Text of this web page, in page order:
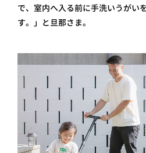
で、室内へ入る前に手洗いうがい
す。」と旦那さま。